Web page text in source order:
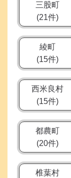
三股町
(21件)
綾町
(15件)
西米良村
(15件)
都農町
(20件)
椎葉村